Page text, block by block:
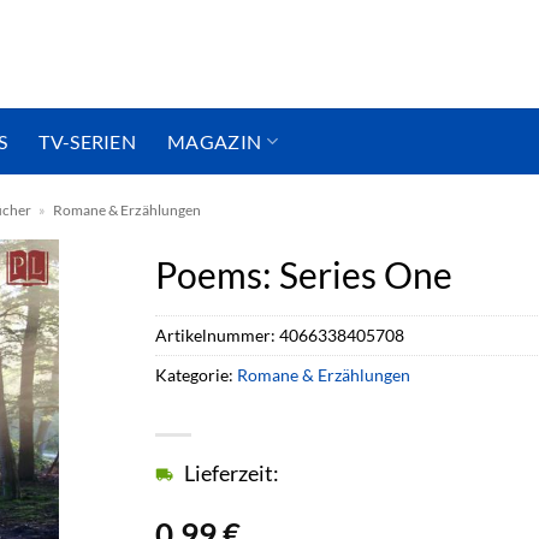
TV-SERIEN MAGAZIN
» Romane & Erzählungen
Poems: Series One
Lieferzeit:
Artikelnummer: 4066338405708
Kategorie: Romane & Erzählungen